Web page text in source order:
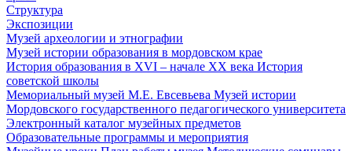
Структура
Экспозиции
Музей археологии и этнографии
Музей истории образования в мордовском крае
История образования в XVI – начале XX века История
советской школы
Мемориальный музей М.Е. Евсевьева Музей истории
Мордовского государственного педагогического университета
Электронный каталог музейных предметов
Образовательные программы и мероприятия